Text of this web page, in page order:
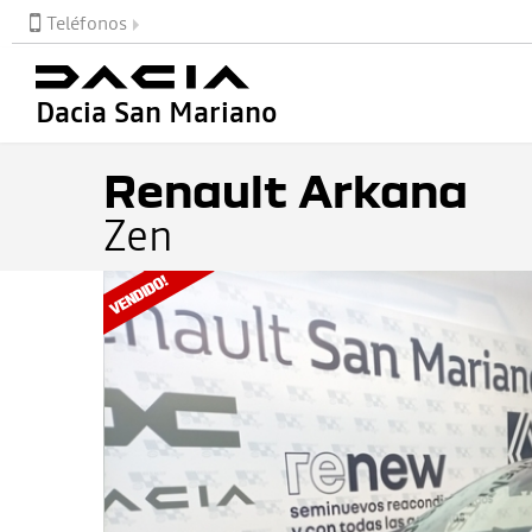
Teléfonos
Dacia San Mariano
Renault Arkana
Zen